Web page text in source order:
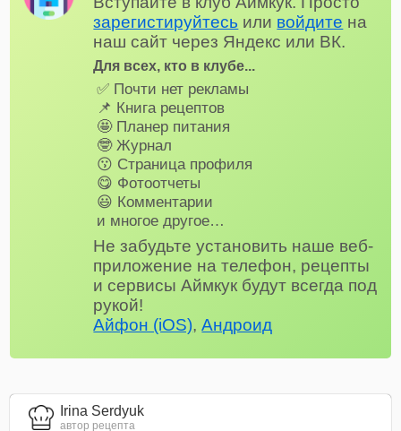
зарегистируйтесь или войдите на
наш сайт через Яндекс или ВК.
Для всех, кто в клубе...
✅ Почти нет рекламы
📌 Книга рецептов
🤩 Планер питания
🤓 Журнал
😗 Страница профиля
😋 Фотоотчеты
😃 Комментарии
и многое другое…
Не забудьте установить наше веб-
приложение на телефон, рецепты
и сервисы Аймкук будут всегда под
рукой!
Айфон (iOS),Андроид
Irina Serdyuk
автор рецепта